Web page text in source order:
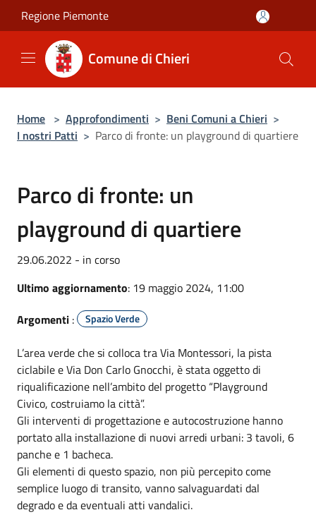
Salta al contenuto principale
Regione Piemonte
Comune di Chieri
Home > Approfondimenti > Beni Comuni a Chieri >
I nostri Patti > Parco di fronte: un playground di quartiere
Parco di fronte: un
playground di quartiere
29.06.2022 - in corso
Ultimo aggiornamento: 19 maggio 2024, 11:00
Argomenti : Spazio Verde
L’area verde che si colloca tra Via Montessori, la pista
ciclabile e Via Don Carlo Gnocchi, è stata oggetto di
riqualificazione nell’ambito del progetto “Playground
Civico, costruiamo la città”.
Gli interventi di progettazione e autocostruzione hanno
portato alla installazione di nuovi arredi urbani: 3 tavoli, 6
panche e 1 bacheca.
Gli elementi di questo spazio, non più percepito come
semplice luogo di transito, vanno salvaguardati dal
degrado e da eventuali atti vandalici.